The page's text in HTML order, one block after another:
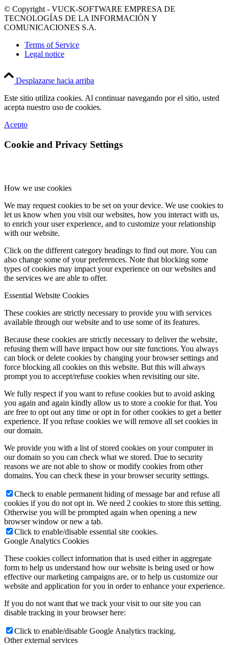
© Copyright - VUCK-SOFTWARE EMPRESA DE
TECNOLOGÍAS DE LA INFORMACIÓN Y
COMUNICACIONES S.A.
Terms of Service
Legal notice
Desplazarse hacia arriba
Este sitio utiliza cookies. Al continuar navegando por el sitio, usted
acepta nuestro uso de cookies.
Acepto
Cookie and Privacy Settings
How we use cookies
We may request cookies to be set on your device. We use cookies to
let us know when you visit our websites, how you interact with us,
to enrich your user experience, and to customize your relationship
with our website.
Click on the different category headings to find out more. You can
also change some of your preferences. Note that blocking some
types of cookies may impact your experience on our websites and
the services we are able to offer.
Essential Website Cookies
These cookies are strictly necessary to provide you with services
available through our website and to use some of its features.
Because these cookies are strictly necessary to deliver the website,
refusing them will have impact how our site functions. You always
can block or delete cookies by changing your browser settings and
force blocking all cookies on this website. But this will always
prompt you to accept/refuse cookies when revisiting our site.
We fully respect if you want to refuse cookies but to avoid asking
you again and again kindly allow us to store a cookie for that. You
are free to opt out any time or opt in for other cookies to get a better
experience. If you refuse cookies we will remove all set cookies in
our domain.
We provide you with a list of stored cookies on your computer in
our domain so you can check what we stored. Due to security
reasons we are not able to show or modify cookies from other
domains. You can check these in your browser security settings.
Check to enable permanent hiding of message bar and refuse all
cookies if you do not opt in. We need 2 cookies to store this setting.
Otherwise you will be prompted again when opening a new
browser window or new a tab.
Click to enable/disable essential site cookies.
Google Analytics Cookies
These cookies collect information that is used either in aggregate
form to help us understand how our website is being used or how
effective our marketing campaigns are, or to help us customize our
website and application for you in order to enhance your experience.
If you do not want that we track your visit to our site you can
disable tracking in your browser here:
Click to enable/disable Google Analytics tracking.
Other external services